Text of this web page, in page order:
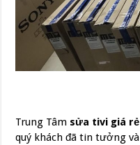
Trung Tâm sửa tivi giá rẻ
quý khách đã tin tưởng